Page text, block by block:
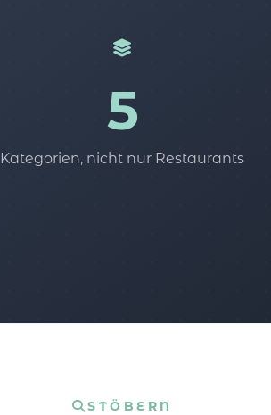
5
Kategorien, nicht nur Restaurants
STÖBERN